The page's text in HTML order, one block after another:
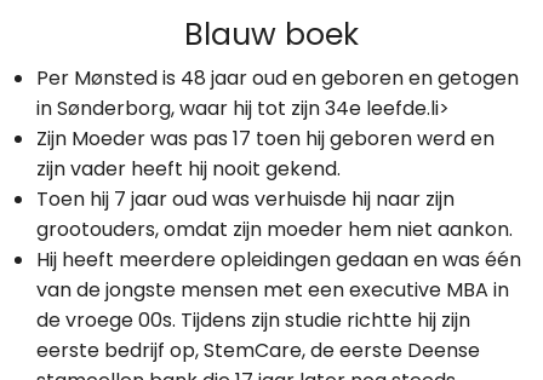
Blauw boek
Per Mønsted is 48 jaar oud en geboren en getogen
in Sønderborg, waar hij tot zijn 34e leefde.li>
Zijn Moeder was pas 17 toen hij geboren werd en
zijn vader heeft hij nooit gekend.
Toen hij 7 jaar oud was verhuisde hij naar zijn
grootouders, omdat zijn moeder hem niet aankon.
Hij heeft meerdere opleidingen gedaan en was één
van de jongste mensen met een executive MBA in
de vroege 00s. Tijdens zijn studie richtte hij zijn
eerste bedrijf op, StemCare, de eerste Deense